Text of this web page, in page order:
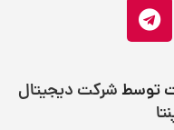
توسط شرکت دیجیتال